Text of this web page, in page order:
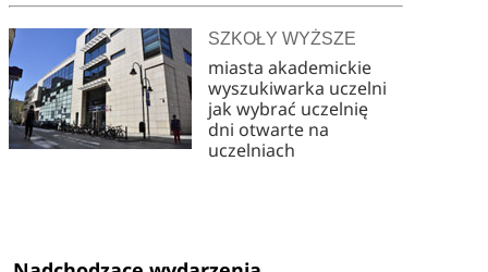
SZKOŁY WYŻSZE
miasta akademickie
wyszukiwarka uczelni
jak wybrać uczelnię
dni otwarte na
uczelniach